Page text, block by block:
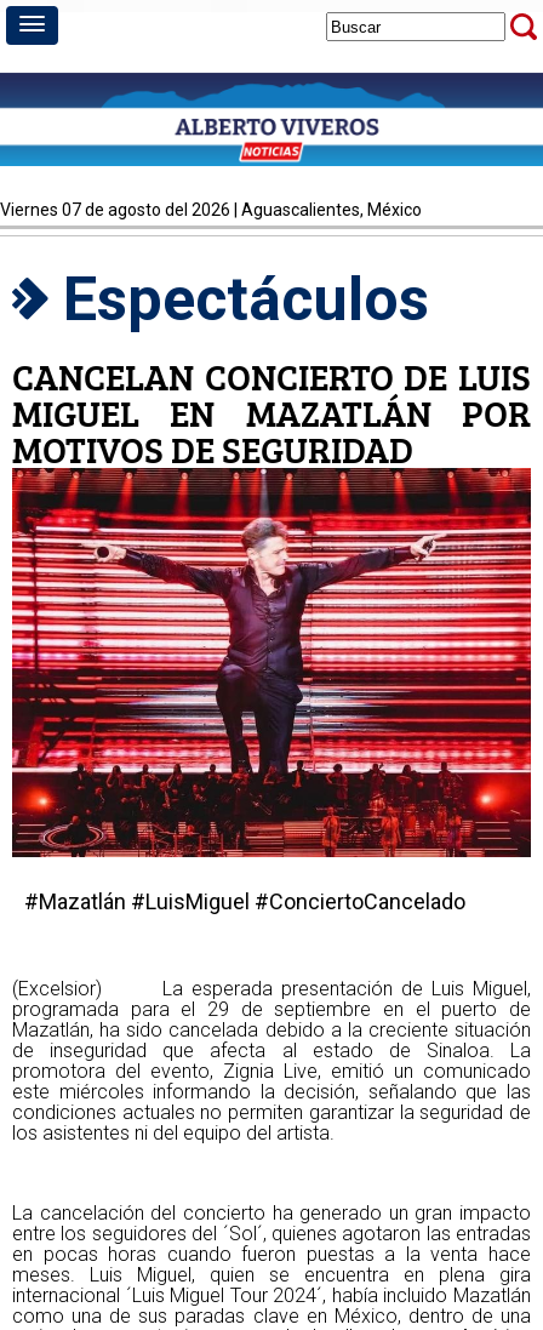
viernes 07 de agosto del 2026 | Aguascalientes, México
Espectáculos
CANCELAN CONCIERTO DE LUIS
MIGUEL EN MAZATLÁN POR
MOTIVOS DE SEGURIDAD
#Mazatlán #LuisMiguel #ConciertoCancelado
(Excelsior) La esperada presentación de Luis Miguel,
programada para el 29 de septiembre en el puerto de
Mazatlán, ha sido cancelada debido a la creciente situación
de inseguridad que afecta al estado de Sinaloa. La
promotora del evento, Zignia Live, emitió un comunicado
este miércoles informando la decisión, señalando que las
condiciones actuales no permiten garantizar la seguridad de
los asistentes ni del equipo del artista.
La cancelación del concierto ha generado un gran impacto
entre los seguidores del ´Sol´, quienes agotaron las entradas
en pocas horas cuando fueron puestas a la venta hace
meses. Luis Miguel, quien se encuentra en plena gira
internacional ´Luis Miguel Tour 2024´, había incluido Mazatlán
como una de sus paradas clave en México, dentro de una